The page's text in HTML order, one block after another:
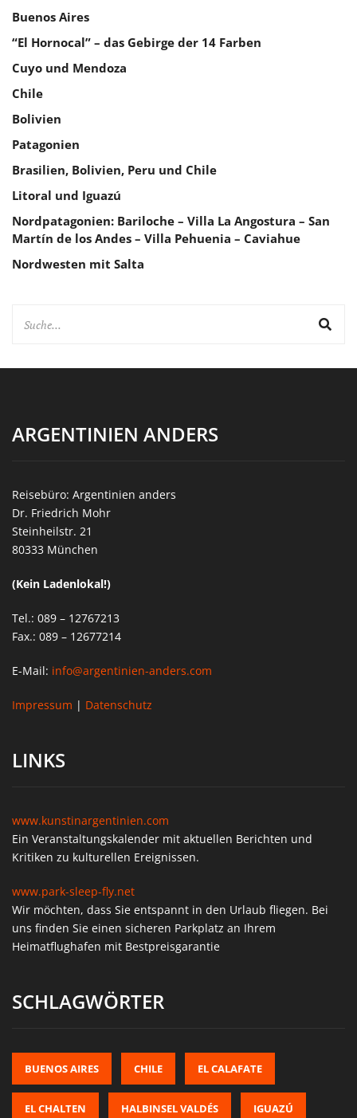
Buenos Aires
“El Hornocal” – das Gebirge der 14 Farben
Cuyo und Mendoza
Chile
Bolivien
Patagonien
Brasilien, Bolivien, Peru und Chile
Litoral und Iguazú
Nordpatagonien: Bariloche – Villa La Angostura – San
Martín de los Andes – Villa Pehuenia – Caviahue
Nordwesten mit Salta
ARGENTINIEN ANDERS
Reisebüro: Argentinien anders
Dr. Friedrich Mohr
Steinheilstr. 21
80333 München
(Kein Ladenlokal!)
Tel.: 089 – 12767213
Fax.: 089 – 12677214
E-Mail: info@argentinien-anders.com
Impressum | Datenschutz
LINKS
www.kunstinargentinien.com
Ein Veranstaltungskalender mit aktuellen Berichten und
Kritiken zu kulturellen Ereignissen.
www.park-sleep-fly.net
Wir möchten, dass Sie entspannt in den Urlaub fliegen. Bei
uns finden Sie einen sicheren Parkplatz an Ihrem
Heimatflughafen mit Bestpreisgarantie
SCHLAGWÖRTER
BUENOS AIRES CHILE EL CALAFATE
EL CHALTEN HALBINSEL VALDÉS IGUAZÚ